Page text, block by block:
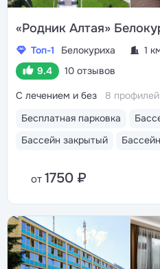
«Родник Алтая»
Топ-1 Белокуриха
1
9.4
10 отзывов
Бесплатная парковка
Бассейн закрытый
С лечением и без 8
от 1750 ₽